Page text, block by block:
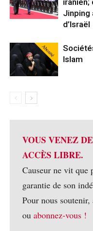
Jinping
d’Israël
Abonné
Islam
VOUS VENEZ
ACCÈS LIBRE.
Causeur ne vit que
garantie de son
Pour nous
ou abonnez-vous !